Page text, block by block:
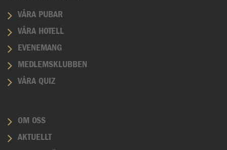
VÅRA PUBAR
VÅRA HOTELL
EVENEMANG
MEDLEMSKLUBBEN
VÅRA QUIZ
OM OSS
AKTUELLT